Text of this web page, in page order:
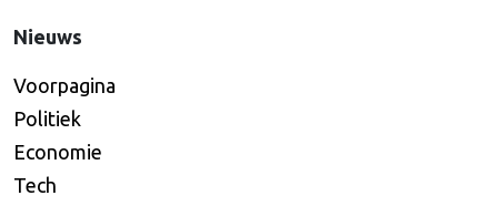
Nieuws
Voorpagina
Politiek
Economie
Tech